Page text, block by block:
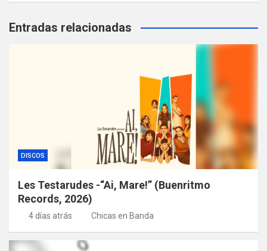
Entradas relacionadas
DISCOS
Les Testarudes -“Ai, Mare!” (Buenritmo
Records, 2026)
4 días atrás Chicas en Banda